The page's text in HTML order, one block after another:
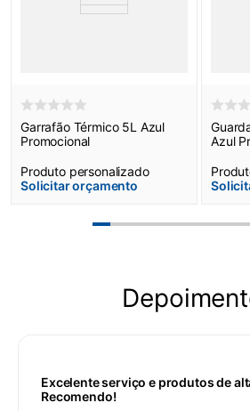
Garrafão Térmico 5L Azul
Promocional
Produto personalizado
Solicitar orçamento
Azul
Excelente serviço e produtos de
Recomendo!